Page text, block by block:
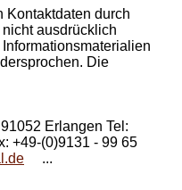
Kontaktdaten durch
ausdrücklich
Die
Erlangen Tel:
+49-(0)9131 - 99 65
...